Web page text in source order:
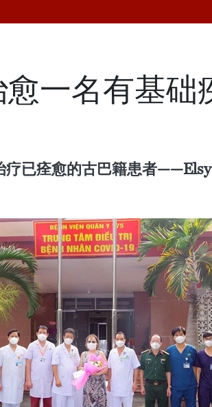
愈一名有基
疗已痊愈的古巴籍患者——Elsy